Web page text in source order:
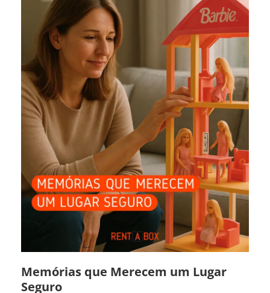
Memórias que Merecem um Lugar
Seguro